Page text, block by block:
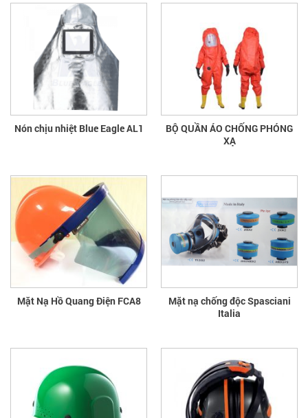
Nón chịu nhiệt Blue Eagle AL1
BỘ QUẦN ÁO CHỐNG PHÓNG
XẠ
Mặt Nạ Hồ Quang Điện FCA8
Mặt nạ chống độc Spasciani
Italia